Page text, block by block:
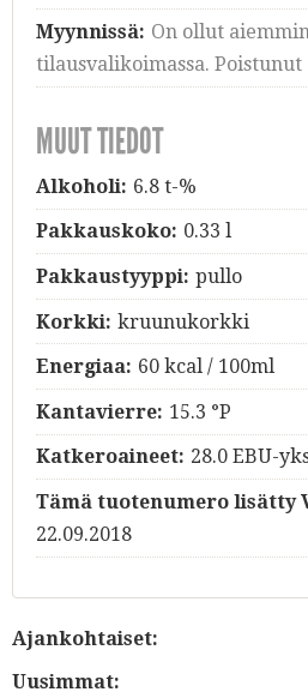
Myynnissä: On ollut
tilausvalikoimassa. Poistunut
MUUT TIEDOT
Alkoholi: 6.8 t-%
Pakkauskoko: 0.33 l
Pakkaustyyppi: pullo
Korkki: kruunukorkki
Energiaa: 60 kcal / 100ml
Kantavierre: 15.3 °P
Katkeroaineet: 28.0 EBU-
Tämä tuotenumero lisätty
22.09.2018
Ajankohtaiset:
Uusimmat: